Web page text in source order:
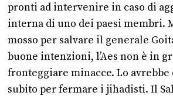
pronti ad intervenire in caso di
interna di uno dei paesi membri.
mosso per salvare il generale
buone intenzioni, l’Aes non è in
fronteggiare minacce. Lo avrebbe
subito per fermare i jihadisti. Il